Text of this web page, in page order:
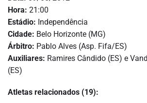
Hora: 21:00
Estádio: Independência
Cidade: Belo Horizonte (MG)
Árbitro: Pablo Alves (Asp. Fifa/ES)
Auxiliares: Ramires Cândido (ES) e
(ES)
Atletas relacionados (19):